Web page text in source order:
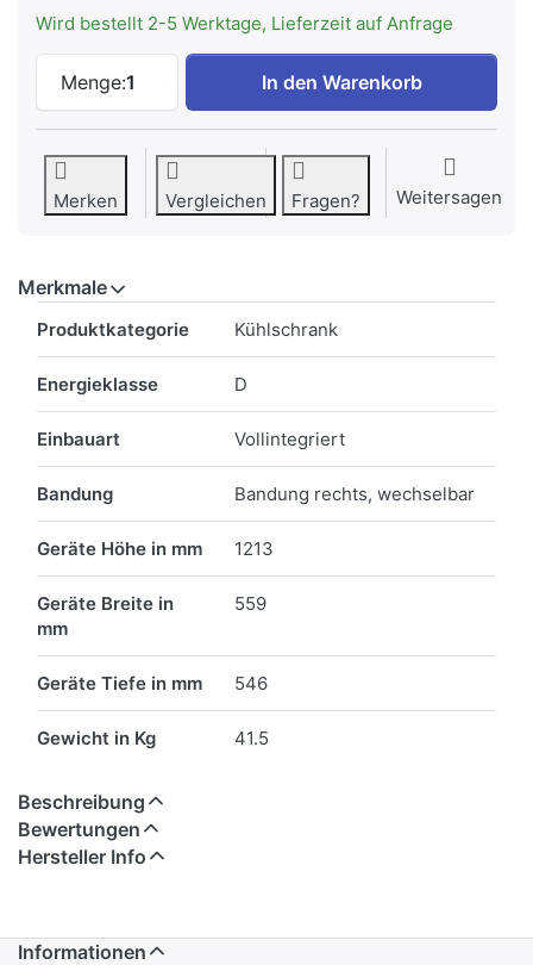
Wird bestellt 2-5 Werktage, Lieferzeit auf Anfrage
Menge:1
LIEBHERR IRd 4100-62
In den Warenkorb
Merken Vergleichen Fragen? Weitersagen
Merkmale
Produktkategorie Kühlschrank
Energieklasse D
Einbauart Vollintegriert
Bandung Bandung rechts, wechselbar
Geräte Höhe in mm 1213
Geräte Breite in
mm
559
Geräte Tiefe in mm 546
Gewicht in Kg 41.5
Beschreibung
Bewertungen
Hersteller Info
Informationen